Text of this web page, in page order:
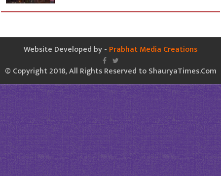
Website Developed by - Prabhat Media Creations
© Copyright 2018, All Rights Reserved to ShauryaTimes.Com